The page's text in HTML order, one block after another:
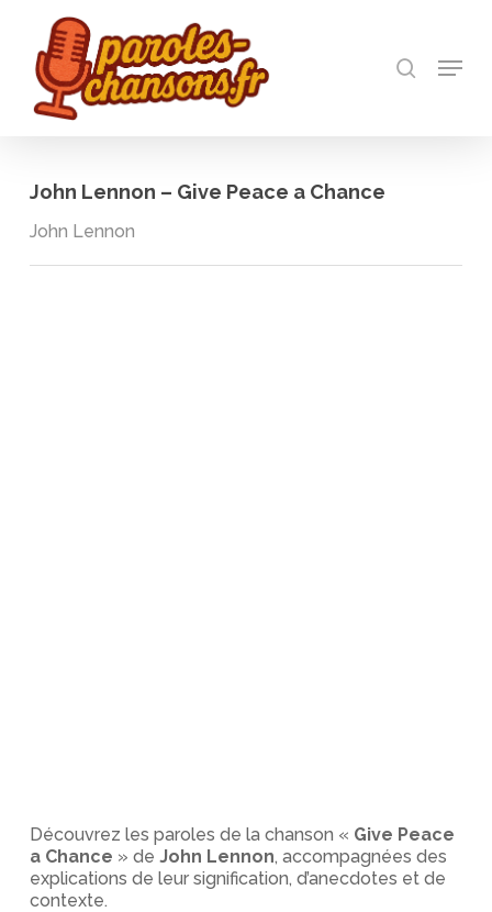
main
content
Menu
John Lennon – Give Peace a Chance
John Lennon
Découvrez les paroles de la chanson « Give Peace
a Chance » de John Lennon, accompagnées des
explications de leur signification, d’anecdotes et de
contexte.
Close